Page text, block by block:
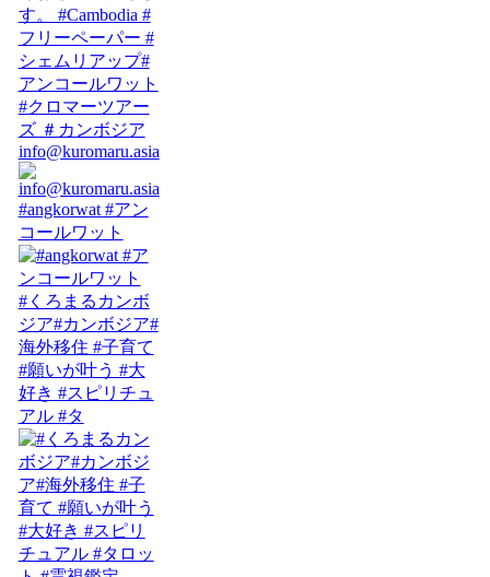
info@kuromaru.asia
#angkorwat #アン
コールワット
#くろまるカンボ
ジア#カンボジア#
海外移住 #子育て
#願いが叶う #大
好き #スピリチュ
アル #タ